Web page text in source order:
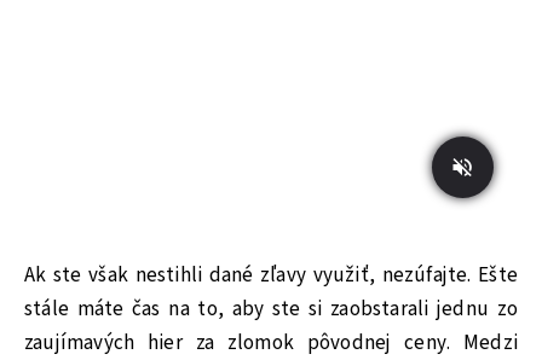
Ak ste však nestihli dané zľavy využiť, nezúfajte. Ešte
stále máte čas na to, aby ste si zaobstarali jednu zo
zaujímavých hier za zlomok pôvodnej ceny. Medzi